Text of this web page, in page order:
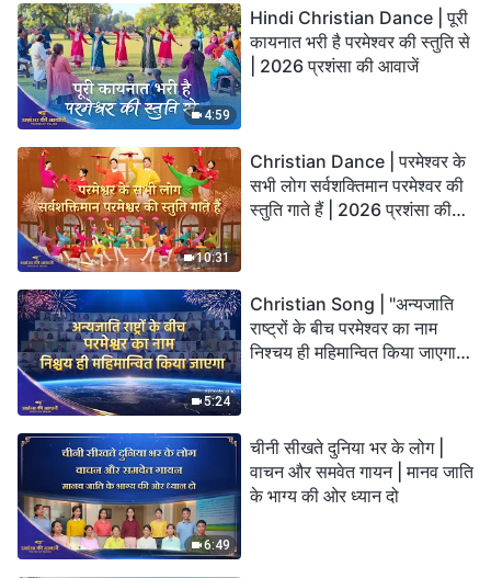
4:59
Hindi Christian Dance | पूरी
कायनात भरी है परमेश्वर की स्तुति से
| 2026 प्रशंसा की आवाजें
10:31
Christian Dance | परमेश्वर के
सभी लोग सर्वशक्तिमान परमेश्वर की
स्तुति गाते हैं | 2026 प्रशंसा की
5:24
Christian Song | "अन्यजाति
राष्ट्रों के बीच परमेश्वर का नाम
निश्चय ही महिमान्वित किया जाएगा" |
6:49
चीनी सीखते दुनिया भर के लोग |
वाचन और समवेत गायन | मानव जाति
के भाग्य की ओर ध्यान दो